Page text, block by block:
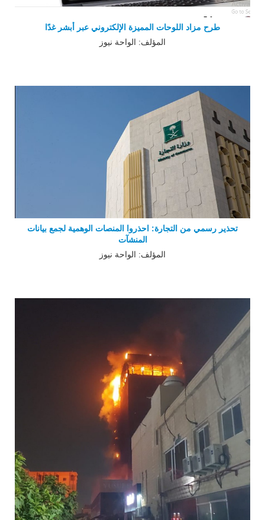
طرح مزاد اللوحات المميزة الإلكتروني عبر أبشر غدًا
المؤلف: الواحة نيوز
تحذير رسمي من التجارة: احذروا المنصات الوهمية لجمع بيانات
المنشآت
المؤلف: الواحة نيوز